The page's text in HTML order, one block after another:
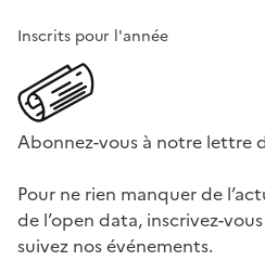
Inscrits pour l'année
Abonnez-vous à notre lettre
Pour ne rien manquer de
de l’open data, inscrivez-
suivez nos événements.